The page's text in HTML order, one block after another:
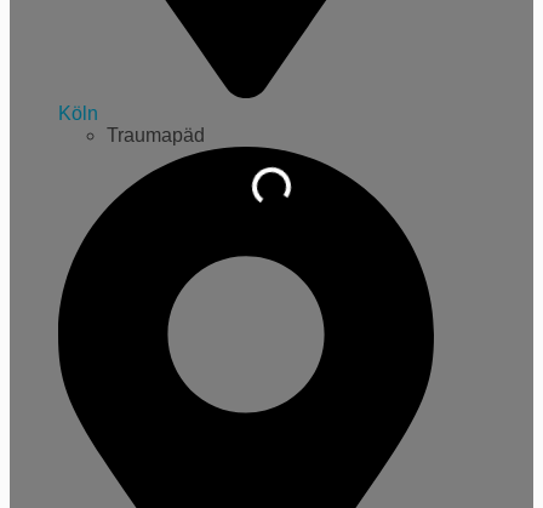
Köln
Traumapäd
Wird geladen …